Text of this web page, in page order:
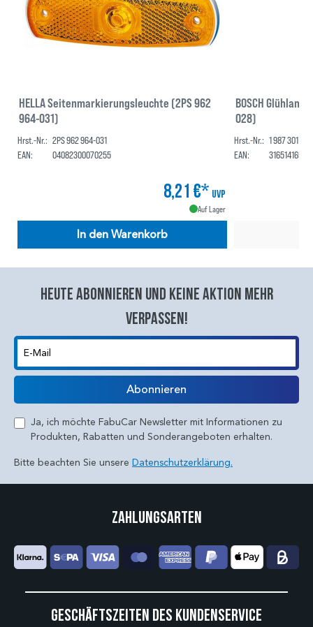
HELLA Seitenmarkierungsleuchte (2PS 962
964-031)
Hrst.-Nr.: 2PS 962 964-031
EAN:
04082300070255
8,21 €* UVP
Auf Lager
In den Warenkorb
BOSCH
028)
Hrst.-Nr.: 1 987 301 028
EAN:
Heute abonnieren und keine aktion mehr
verpassen!
E-Mail
Abonnieren
Ja, ich möchte FabuCar Newsletter mit Informationen zu
Produkten, Rabatten und Sonderangeboten erhalten.
Bitte beachten Sie unsere Datenschutzerklärung.
Geschäftszeiten des Kundenservice
Zahlungsarten